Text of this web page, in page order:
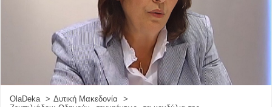
OlaDeka
Δυτική Μακεδονία